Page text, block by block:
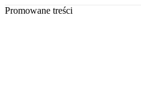
Promowane treści